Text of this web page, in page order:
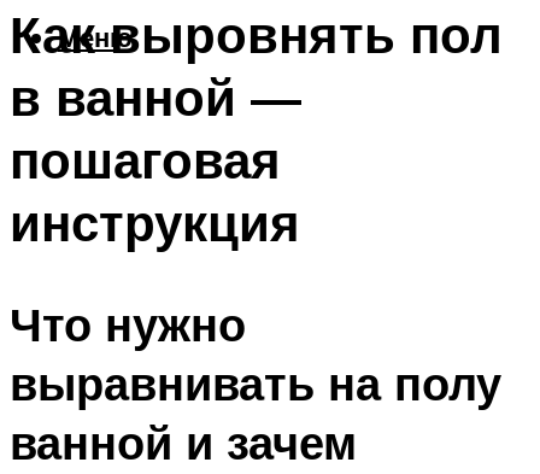
Меню
Как выровнять пол
в ванной —
пошаговая
инструкция
Что нужно
выравнивать на полу
ванной и зачем